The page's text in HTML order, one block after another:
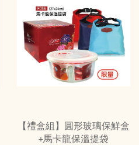
【禮盒組】圓形玻璃保鮮盒
+馬卡龍保溫提袋